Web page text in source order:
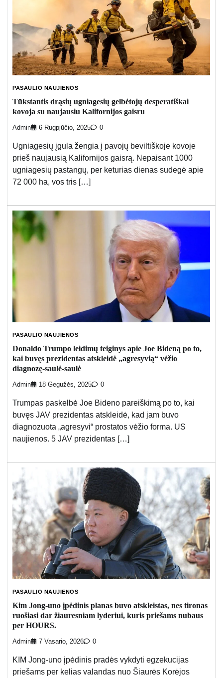
PASAULIO NAUJIENOS
Tūkstantis drąsių ugniagesių gelbėtojų desperatiškai
kovoja su naujausiu Kalifornijos gaisru
Admin 6 Rugpjūčio, 2025 0
Ugniagesių įgula žengia į pavojų beviltiškoje kovoje
prieš naujausią Kalifornijos gaisrą. Nepaisant 1000
ugniagesių pastangų, per keturias dienas sudegė apie
72 000 ha, vos tris […]
PASAULIO NAUJIENOS
Donaldo Trumpo leidimų teiginys apie Joe Bideną po to,
kai buvęs prezidentas atskleidė „agresyvią“ vėžio
diagnozę-saulė-saulė
Admin 18 Gegužės, 2025 0
Trumpas paskelbė Joe Bideno pareiškimą po to, kai
buvęs JAV prezidentas atskleidė, kad jam buvo
diagnozuota „agresyvi“ prostatos vėžio forma. US
naujienos. 5 JAV prezidentas […]
PASAULIO NAUJIENOS
Kim Jong-uno įpėdinis planas buvo atskleistas, nes tironas
ruošiasi dar žiauresniam lyderiui, kuris priešams nubaus
per HOURS.
Admin 7 Vasario, 2026 0
KIM Jong-uno įpėdinis pradės vykdyti egzekucijas
priešams per kelias valandas nuo Šiaurės Korėjos